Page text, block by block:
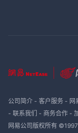
公司简介- 客户服务- 网
- 联系我们 - 商务合作-
网易公司版权所有